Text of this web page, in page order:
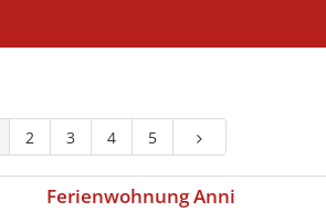
2 3 4 5
Ferienwohnung Anni